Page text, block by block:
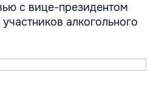
с вице-президентом
алкогольного